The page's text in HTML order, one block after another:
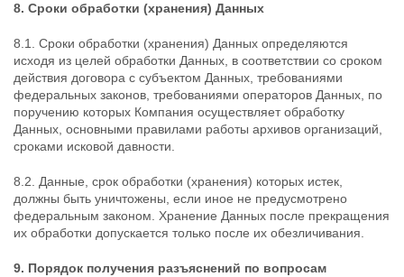
8. Сроки обработки (хранения) Данных
8.1. Сроки обработки (хранения) Данных определяются
исходя из целей обработки Данных, в соответствии со сроком
действия договора с субъектом Данных, требованиями
федеральных законов, требованиями операторов Данных, по
поручению которых Компания осуществляет обработку
Данных, основными правилами работы архивов организаций,
сроками исковой давности.
8.2. Данные, срок обработки (хранения) которых истек,
должны быть уничтожены, если иное не предусмотрено
федеральным законом. Хранение Данных после прекращения
их обработки допускается только после их обезличивания.
9. Порядок получения разъяснений по вопросам